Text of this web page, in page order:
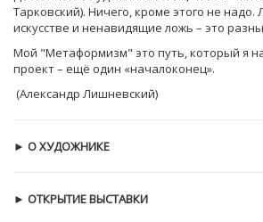
Тарковский). Ничего, кроме этого не
искусстве и ненавидящие ложь – это
Мой "Метаформизм" это путь, который я
проект – ещё один «началоконец».
(Александр Лишневский)
► О ХУДОЖНИКЕ
► ОТКРЫТИЕ ВЫСТАВКИ